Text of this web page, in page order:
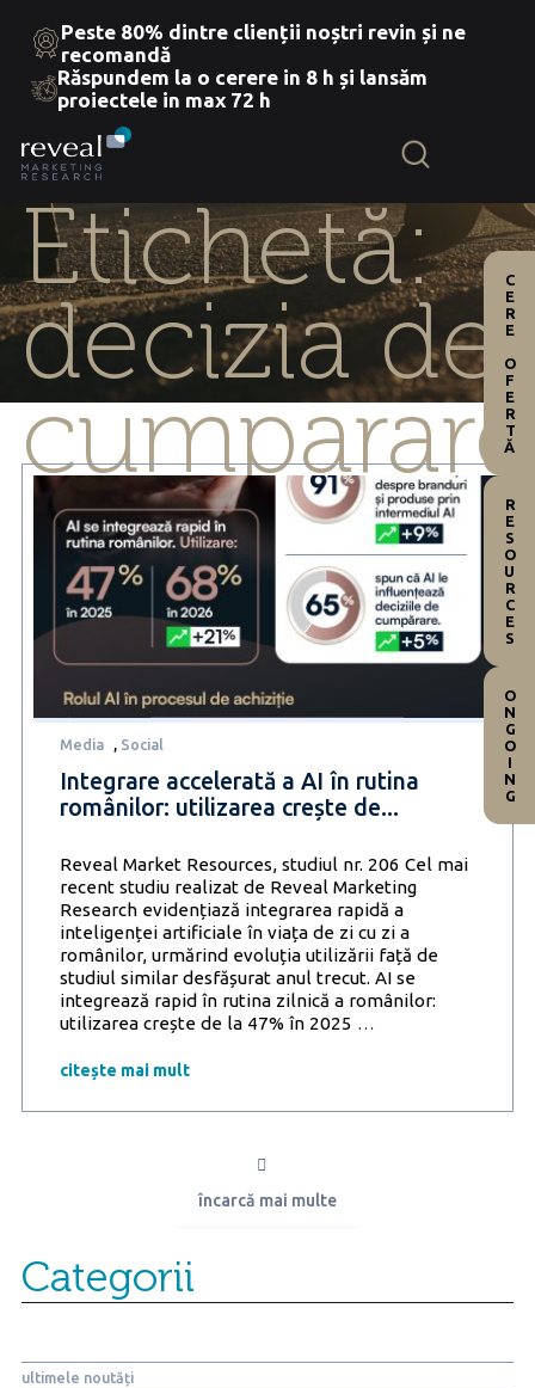
Skip
the
content
Peste 80% dintre clienții noștri revin și ne
recomandă
Răspundem la o cerere in 8 h și lansăm
proiectele in max 72 h
Etichetă:
decizia de
cumparare
Media , Social
Integrare accelerată a AI în rutina
românilor: utilizarea crește de...
Reveal Market Resources, studiul nr. 206 Cel mai
recent studiu realizat de Reveal Marketing
Research evidențiază integrarea rapidă a
inteligenței artificiale în viața de zi cu zi a
românilor, urmărind evoluția utilizării față de
studiul similar desfășurat anul trecut. AI se
integrează rapid în rutina zilnică a românilor:
utilizarea crește de la 47% în 2025 …
în
un
citește mai mult
încarcă mai multe
Categorii
ultimele noutăți
CERE OFERTĂ
RESOURCES
ONGOING